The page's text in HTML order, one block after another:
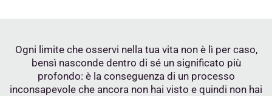
Ogni limite che osservi nella tua vita non è lì per caso,
bensì nasconde dentro di sé un significato più
profondo: è la conseguenza di un processo
inconsapevole che ancora non hai visto e quindi non hai